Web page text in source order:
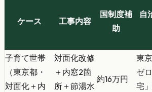
ケース 工事内容
国制度補
助
自
子育て世帯
（東京都・
対面化＋内
対面化改修
＋内窓2箇
所＋節湯水
約16万円
東
ゼ
宅